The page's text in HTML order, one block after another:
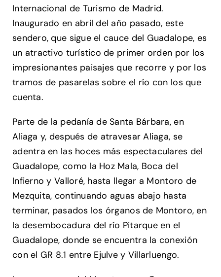
Internacional de Turismo de Madrid.
Inaugurado en abril del año pasado, este
sendero, que sigue el cauce del Guadalope, es
un atractivo turístico de primer orden por los
impresionantes paisajes que recorre y por los
tramos de pasarelas sobre el río con los que
cuenta.
Parte de la pedanía de Santa Bárbara, en
Aliaga y, después de atravesar Aliaga, se
adentra en las hoces más espectaculares del
Guadalope, como la Hoz Mala, Boca del
Infierno y Valloré, hasta llegar a Montoro de
Mezquita, continuando aguas abajo hasta
terminar, pasados los órganos de Montoro, en
la desembocadura del río Pitarque en el
Guadalope, donde se encuentra la conexión
con el GR 8.1 entre Ejulve y Villarluengo.